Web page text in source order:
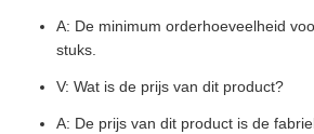
A: De minimum orderhoeveelheid
stuks.
V: Wat is de prijs van dit product?
A: De prijs van dit product is de